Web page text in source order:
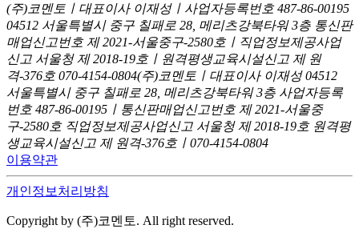
(주)코멘토ㅣ대표이사 이재성ㅣ사업자등록번호 487-86-00195
04512 서울특별시 중구 칠패로 28, 메리츠강북타워 3층 통신판
매업신고번호 제 2021-서울중구-2580호ㅣ직업정보제공사업
신고 서울청 제 2018-19호ㅣ원격평생교육시설신고 제 원
격-376호 070-4154-0804(주)코멘토ㅣ대표이사 이재성 04512
서울특별시 중구 칠패로 28, 메리츠강북타워 3층 사업자등록
번호 487-86-00195ㅣ통신판매업신고번호 제 2021-서울중
구-2580호 직업정보제공사업신고 서울청 제 2018-19호 원격평
생교육시설신고 제 원격-376호ㅣ070-4154-0804
이용약관
개인정보처리방침
Copyright by (주)코멘토. All right reserved.